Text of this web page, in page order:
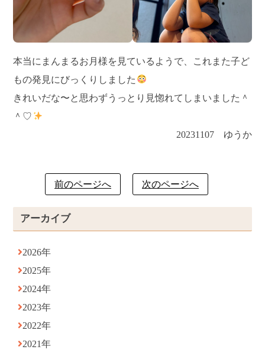
アーカイブ
2026年
2025年
2024年
2023年
2022年
2021年
本当にまんまるお月様を見ているようで、これまた子ど
もの発見にびっくりしました
きれいだな〜と思わずうっとり見惚れてしまいました＾
＾♡
20231107 ゆうか
前のページへ 次のページへ